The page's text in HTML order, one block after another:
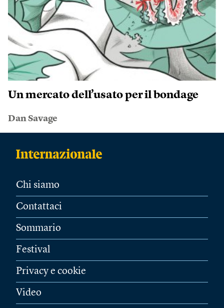
Un mercato dell’usato per il bondage
Dan Savage
Chi siamo
Contattaci
Sommario
Festival
Privacy e cookie
Video